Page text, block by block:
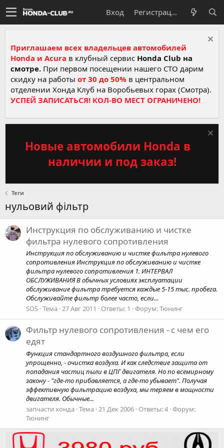
Вход Регистрация
Приглашаем всех владельцев автомобилей
Honda и Acura в клубный сервис Honda Club на
смотре. При первом посещении нашего СТО дарим
скидку на работы от 30 до 50% в центральном
отделении Хонда Клуб на Воробьевых горах (Смотра).
УСПЕЙ ЗАПИСАТЬСЯ! КОЛ-ВО МЕСТ ОГРАНИЧЕНО!
Новые автомобили Honda в
наличии и под заказ!
Теги
нульовий фільтр
Инструкция по обслуживанию и чистке
фильтра нулевого сопротивления
Инструкция по обслуживанию и чистке фильтра нулевого
сопротивления Инструкция по обслуживанию и чистке
фильтра нулевого сопротивления 1. ИНТЕРВАЛ
ОБСЛУЖИВАНИЯ В обычных условиях эксплуатации
обслуживание фильтра требуется каждые 5-15 тыс. пробега.
Обслуживайте фильтр более часто, если...
SOS Тема 27 Авг 2011 Ответы: 1 Форум:Тюнинг
Фильтр нулевого сопротивления - с чем его
едят
Функция стандартного воздушного фильтра, если
упрощенно, - очистка воздуха. И как следствие защита от
попадания частиц пыли в ЦПГ двигателя. Но по всемирному
закону - "где-то прибавляется, а где-то убывает". Получая
эффективную фильтрацию воздуха, мы теряем в мощности
двигателя. Обычные...
запчасти хонда Тема 21 Дек 2006 Ответы: 4 Форум:
Тюнинг